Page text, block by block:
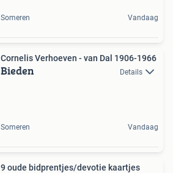
Someren Vandaag
Cornelis Verhoeven - van Dal 1906-1966
Bieden Details
Someren Vandaag
9 oude bidprentjes/devotie kaartjes